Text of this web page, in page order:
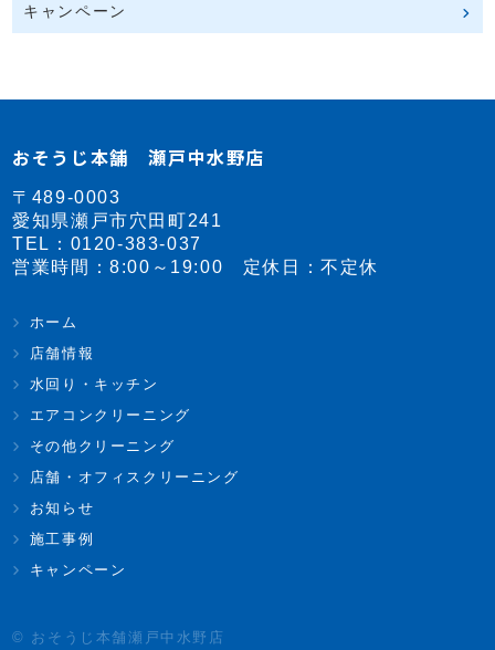
キャンペーン
おそうじ本舗 瀬戸中水野店
〒489-0003
愛知県瀬戸市穴田町241
TEL： 0120-383-037
営業時間：8:00～19:00 定休日：不定休
ホーム
店舗情報
水回り・キッチン
エアコンクリーニング
その他クリーニング
店舗・オフィスクリーニング
お知らせ
施工事例
キャンペーン
© おそうじ本舗瀬戸中水野店